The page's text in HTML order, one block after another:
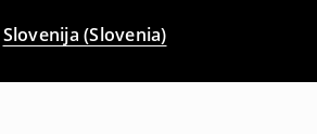
Slovenija (Slovenia)